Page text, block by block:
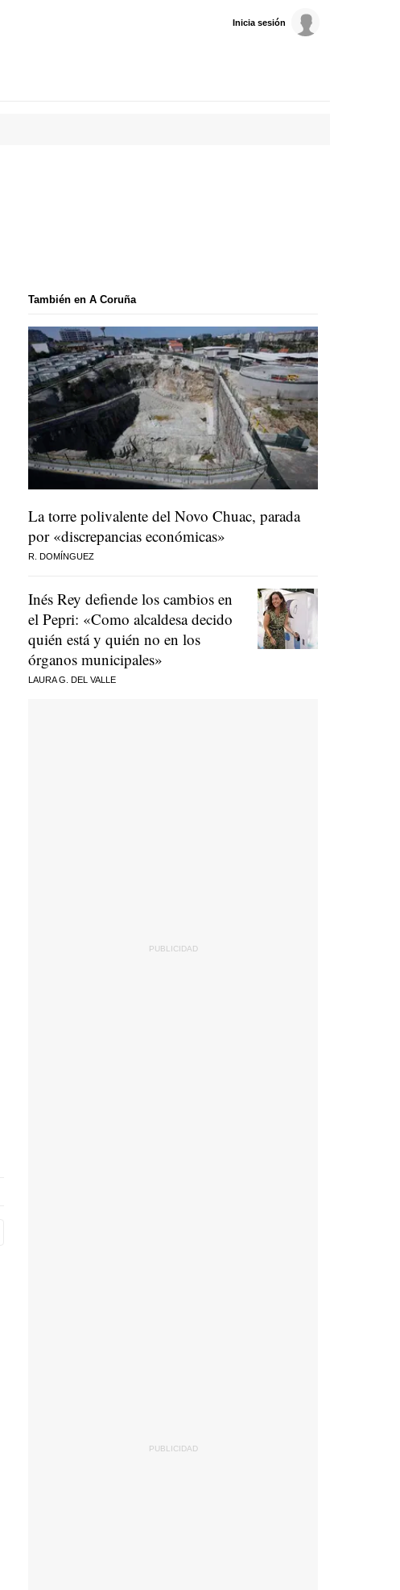
Inicia sesión
También en A Coruña
La torre polivalente del Novo Chuac, parada
por «discrepancias económicas»
R. DOMÍNGUEZ
Inés Rey defiende los cambios en
el Pepri: «Como alcaldesa decido
quién está y quién no en los
órganos municipales»
LAURA G. DEL VALLE